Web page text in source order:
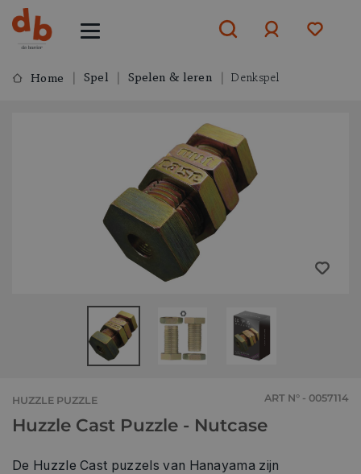
aanmelden
Home Spel Spelen & leren Denkspel
HUZZLE PUZZLE ART N° - 0057114
Huzzle Cast Puzzle - Nutcase
De Huzzle Cast puzzels van Hanayama zijn